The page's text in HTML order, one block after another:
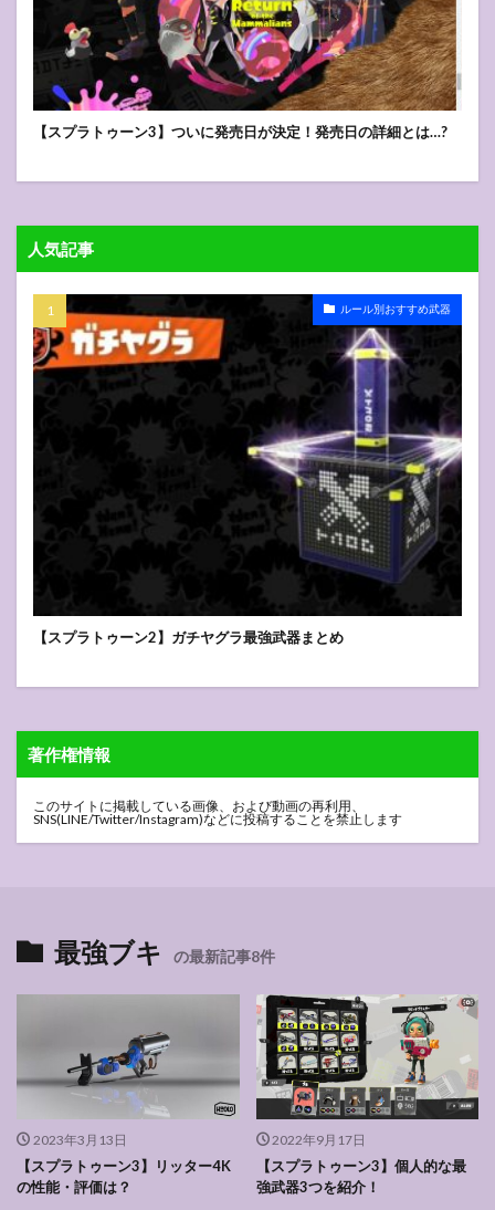
【スプラトゥーン3】ついに発売日が決定！発売日の詳細とは…?
人気記事
ルール別おすすめ武器
【スプラトゥーン2】ガチヤグラ最強武器まとめ
著作権情報
このサイトに掲載している画像、および動画の再利用、
SNS(LINE/Twitter/Instagram)などに投稿することを禁止します
最強ブキ の最新記事8件
2023年3月13日
【スプラトゥーン3】リッター4K
の性能・評価は？
2022年9月17日
【スプラトゥーン3】個人的な最
強武器3つを紹介！